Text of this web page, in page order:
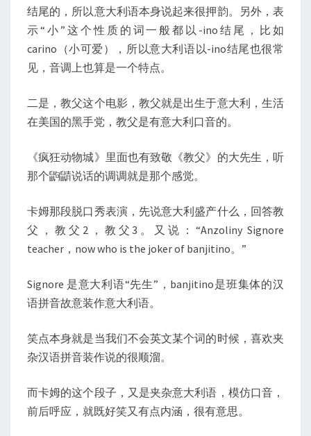
结尾的，所以意大利语本身说起来很押韵。另外，表
示“小”这个性质的词一般都以-ino结尾，比如
carino（小可爱），所以意大利语以-ino结尾也很常
见，音调上也算是一个特点。
二是，教父这个电影，教父就是出生于意大利，生活
在美国的黑手党，教父是有意大利口音的。
《疯狂动物城》里面也有致敬《教父》的大先生，听
那个鼩鼱说话的调调就是那个感觉。
卡姆那段脱口秀表演，先说意大利盛产什么，回答教
父，教父2，教父3。又说：“Anzoliny Signore
teacher，now who is the joker of banjitino。”
Signore 是意大利语“先生”，banjitino是班集体的汉
语拼音故意装作意大利语。
笑点本身就是当我们不会英文某个词的时候，喜欢夹
杂汉语拼音装作说的很顺溜。
而卡姆的这个段子，又是夹杂意大利语，模仿口音，
前后呼应，就既好笑又有点内涵，很有意思。